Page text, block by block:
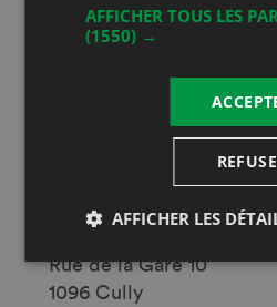
vineyards, a
Heritage site. A
experience,
for you! And
🤩 Book via the link
Coordonnées
Rue de la Gare 10
1096 Cully
AFFICHER TOUS LES
(1550) →
AFFICHER LES